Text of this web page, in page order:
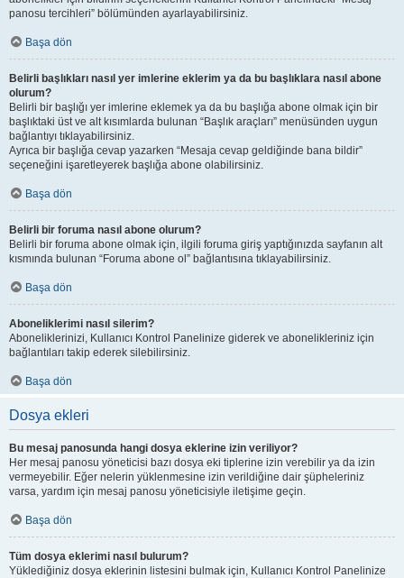
panosu tercihleri” bölümünden ayarlayabilirsiniz.
Başa dön
Belirli başlıkları nasıl yer imlerine eklerim ya da bu başlıklara nasıl abone
olurum?
Belirli bir başlığı yer imlerine eklemek ya da bu başlığa abone olmak için bir
başlıktaki üst ve alt kısımlarda bulunan “Başlık araçları” menüsünden uygun
bağlantıyı tıklayabilirsiniz.
Ayrıca bir başlığa cevap yazarken “Mesaja cevap geldiğinde bana bildir”
seçeneğini işaretleyerek başlığa abone olabilirsiniz.
Başa dön
Belirli bir foruma nasıl abone olurum?
Belirli bir foruma abone olmak için, ilgili foruma giriş yaptığınızda sayfanın alt
kısmında bulunan “Foruma abone ol” bağlantısına tıklayabilirsiniz.
Başa dön
Aboneliklerimi nasıl silerim?
Aboneliklerinizi, Kullanıcı Kontrol Panelinize giderek ve abonelikleriniz için
bağlantıları takip ederek silebilirsiniz.
Başa dön
Dosya ekleri
Bu mesaj panosunda hangi dosya eklerine izin veriliyor?
Her mesaj panosu yöneticisi bazı dosya eki tiplerine izin verebilir ya da izin
vermeyebilir. Eğer nelerin yüklenmesine izin verildiğine dair şüpheleriniz
varsa, yardım için mesaj panosu yöneticisiyle iletişime geçin.
Başa dön
Tüm dosya eklerimi nasıl bulurum?
Yüklediğiniz dosya eklerinin listesini bulmak için, Kullanıcı Kontrol Panelinize